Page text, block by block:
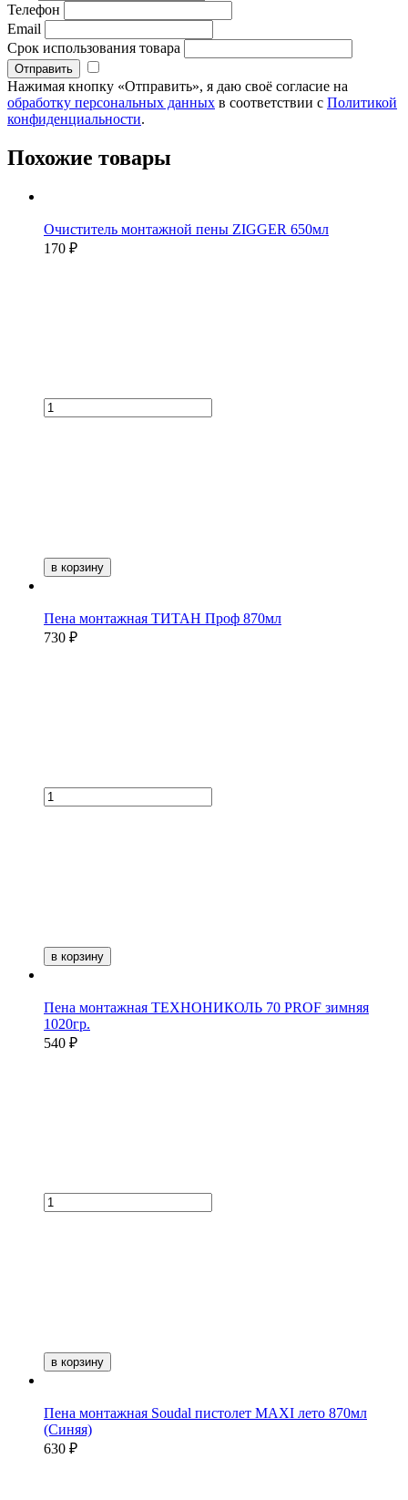
Телефон
Email
Срок использования товара
Нажимая кнопку «Отправить», я даю своё согласие на
обработку персональных данных в соответствии с Политикой
конфиденциальности.
Похожие товары
Очиститель монтажной пены ZIGGER 650мл
170 ₽
в корзину
Пена монтажная ТИТАН Проф 870мл
730 ₽
в корзину
Пена монтажная ТЕХНОНИКОЛЬ 70 PROF зимняя
1020гр.
540 ₽
в корзину
Пена монтажная Soudal пистолет MAXI лето 870мл
(Синяя)
630 ₽